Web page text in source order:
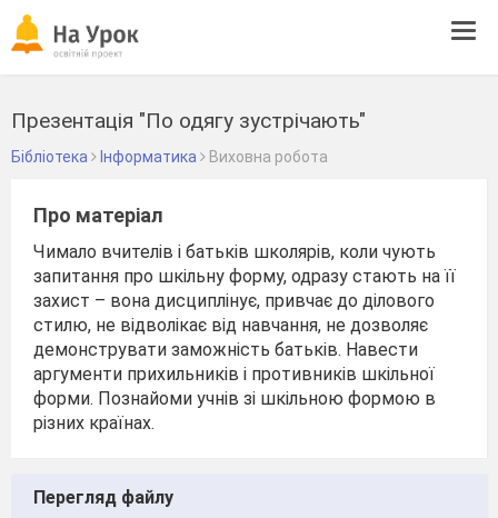
Презентація "По одягу зустрічають"
Бібліотека Інформатика Виховна робота
Про матеріал
Чимало вчителів і батьків школярів, коли чують
запитання про шкільну форму, одразу стають на її
захист – вона дисциплінує, привчає до ділового
стилю, не відволікає від навчання, не дозволяє
демонструвати заможність батьків. Навести
аргументи прихильників і противників шкільної
форми. Познайоми учнів зі шкільною формою в
різних країнах.
Перегляд файлу